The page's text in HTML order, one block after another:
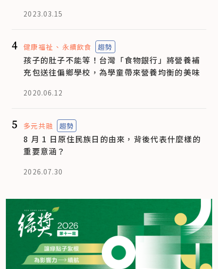
2023.03.15
4 健康福祉 永續飲食 趨勢
孩子的肚子不能等！台灣「食物銀行」將營養補
充包送往偏鄉學校，為學童帶來營養均衡的美味
2020.06.12
5 多元共融 趨勢
8 月 1 日原住民族日的由來，背後代表什麼樣的
重要意涵？
2026.07.30